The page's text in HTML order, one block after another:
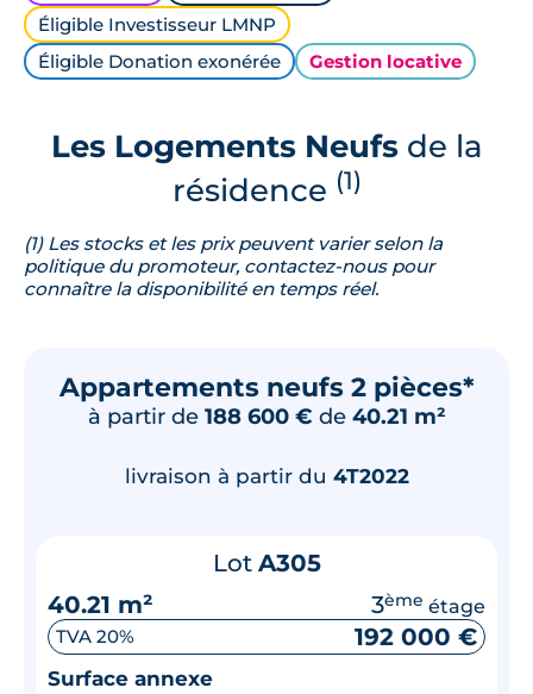
Éligible Investisseur LMNP
Éligible Donation exonérée
Gestion locative
Les Logements Neufsde la
résidence (1)
(1) Les stocks et les prix peuvent varier selon la
politique du promoteur, contactez-nous pour
connaître la disponibilité en temps réel.
Appartements neufs 2 pièces*
à partir de 188 600 € de 40.21 m²
livraison à partir du 4T2022
Lot A305
40.21 m²
3ème étage
TVA 20% 192 000 €
Surface annexe